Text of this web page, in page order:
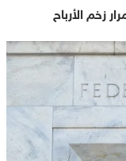
زخم الأرباح